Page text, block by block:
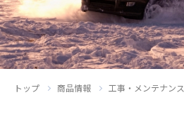
お問い合わせ
トップ 商品情報 工事・メンテナンス